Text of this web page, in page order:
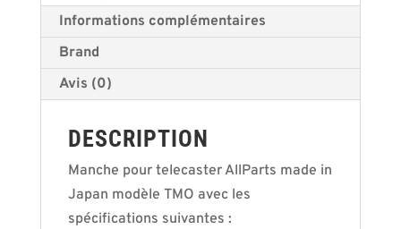
vernir
Informations complémentaires
Brand
Avis (0)
DESCRIPTION
Manche pour telecaster AllParts made in
Japan modèle TMO avec les
spécifications suivantes :